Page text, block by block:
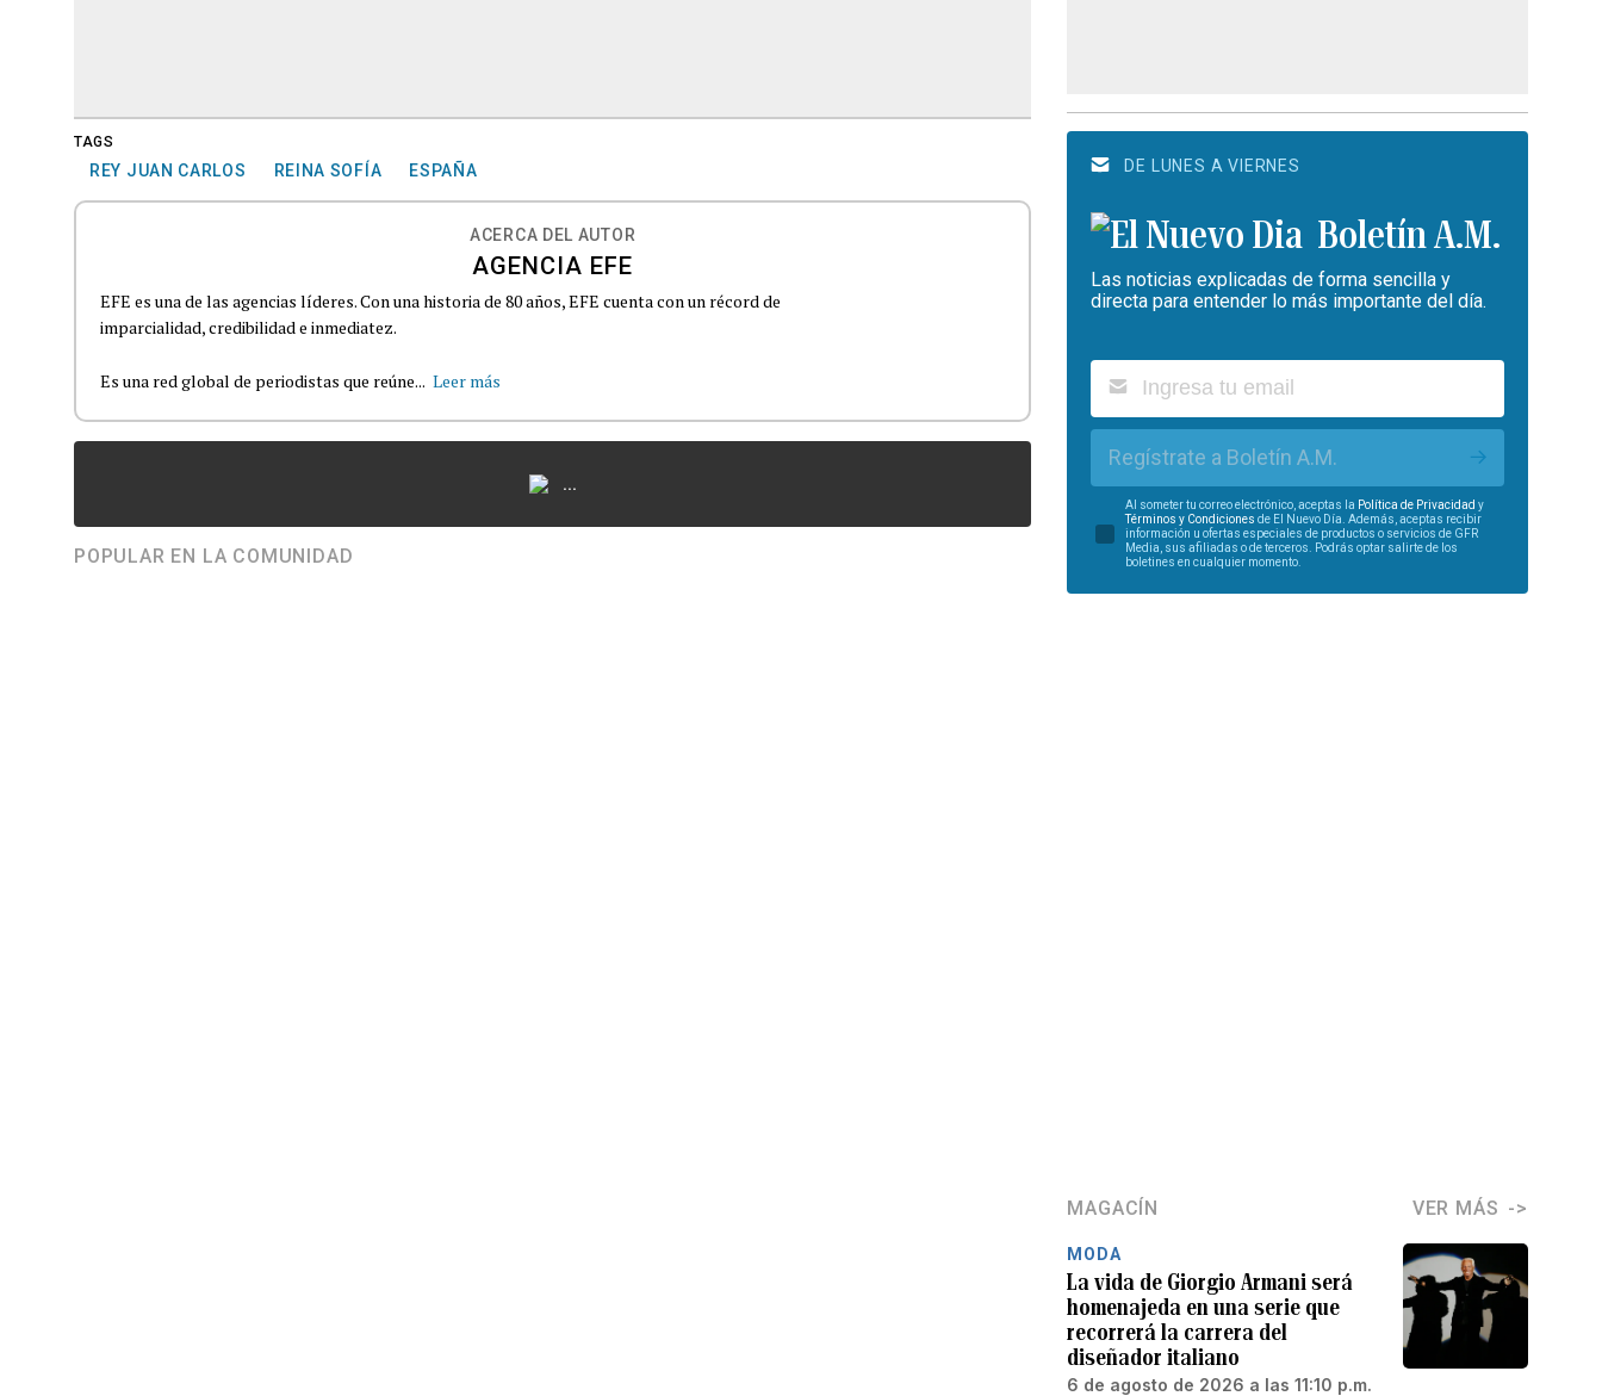
TAGS
REY JUAN CARLOS REINA SOFÍA ESPAÑA
ACERCA DEL AUTOR
AGENCIA EFE
EFE es una de las agencias líderes. Con una historia de 80 años, EFE cuenta con un récord de
imparcialidad, credibilidad e inmediatez.
Es una red global de periodistas que reúne... Leer más
...
POPULAR EN LA COMUNIDAD
DE LUNES A VIERNES
Boletín A.M.
Las noticias explicadas de forma sencilla y
directa para entender lo más importante del día.
Regístrate a Boletín A.M.
Al someter tu correo electrónico, aceptas la Política de Privacidad y
Términos y Condiciones de El Nuevo Día. Además, aceptas recibir
información u ofertas especiales de productos o servicios de GFR
Media, sus afiliadas o de terceros. Podrás optar salirte de los
boletines en cualquier momento.
MAGACÍN VER MÁS
MODA
La vida de Giorgio Armani será
homenajeda en una serie que
recorrerá la carrera del
diseñador italiano
6 de agosto de 2026 a las 11:10 p.m.